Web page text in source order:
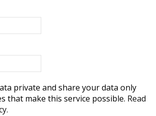
private and share your data only
that make this service possible. Read